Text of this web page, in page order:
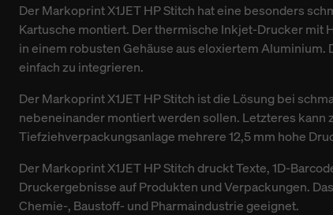
Der Markoprint X1JET HP Stitch hat eine besonders
Kartusche montiert. Der thermische Inkjet-Drucker
in einem robusten Gehäuse aus eloxiertem
einfach zu integrieren.
Der Markoprint X1JET HP Stitch ist die Lösung bei
nebeneinander montiert werden sollen. Letzteres kann
Tiefziehverpackungsanlage mehrere 12,5 mm hohe
Der Markoprint X1JET HP Stitch druckt Texte, 1D-
Druckergebnisse auf Produkten und Verpackungen.
Chemie-, Baustoff- und Pharmaindustrie geeignet.